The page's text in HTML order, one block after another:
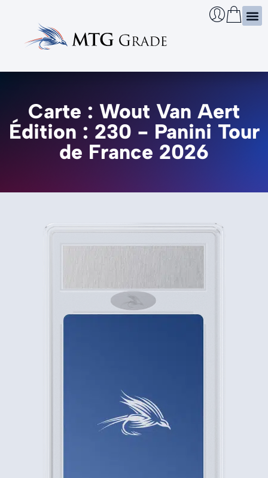
Carte : Wout Van Aert
Édition : 230 - Panini Tour
de France 2026